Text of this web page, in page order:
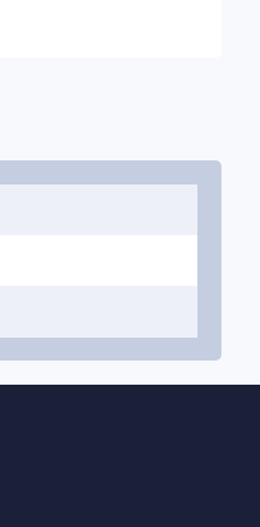
понимание
свою точку
больными,
и предлагает